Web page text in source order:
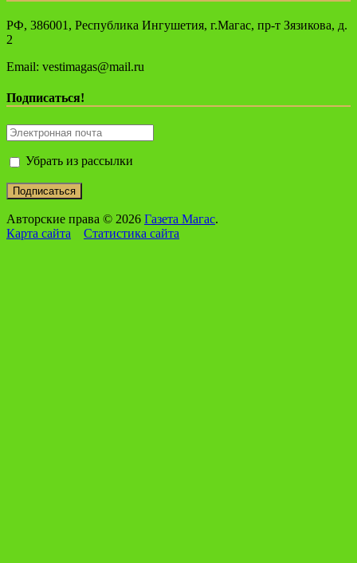
РФ, 386001, Республика Ингушетия, г.Магас, пр-т Зязикова, д.
2
Email: vestimagas@mail.ru
Подписаться!
Убрать из рассылки
Авторские права © 2026 Газета Магас.
Карта сайта
Статистика сайта